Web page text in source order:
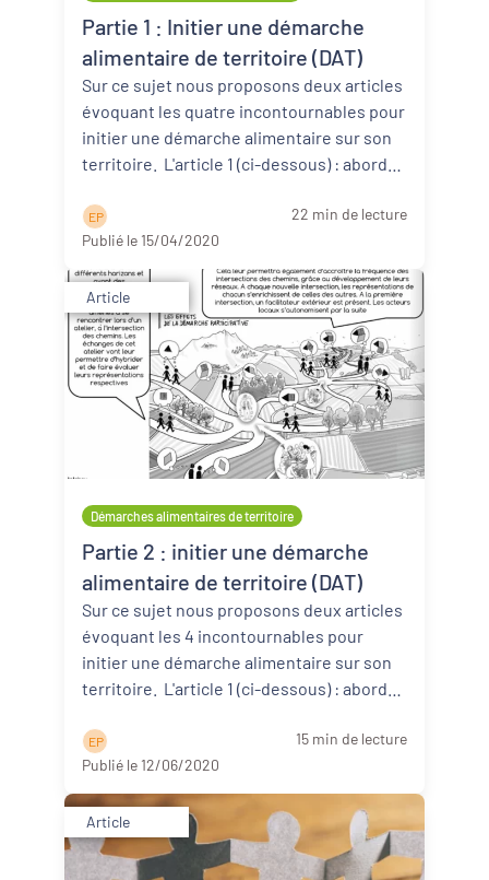
Partie 1 : Initier une démarche
alimentaire de territoire (DAT)
Sur ce sujet nous proposons deux articles
évoquant les quatre incontournables pour
initier une démarche alimentaire sur son
territoire. L'article 1 (ci-dessous) : aborde
E P
22 min de lecture
Publié le 15/04/2020
Article
Démarches alimentaires de territoire
Partie 2 : initier une démarche
alimentaire de territoire (DAT)
Sur ce sujet nous proposons deux articles
évoquant les 4 incontournables pour
initier une démarche alimentaire sur son
territoire. L'article 1 (ci-dessous) : aborde
E P
15 min de lecture
Publié le 12/06/2020
Article